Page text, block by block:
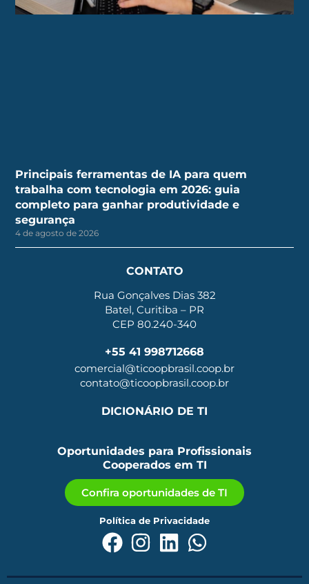
Principais ferramentas de IA para quem
trabalha com tecnologia em 2026: guia
completo para ganhar produtividade e
segurança
4 de agosto de 2026
CONTATO
Rua Gonçalves Dias 382
Batel, Curitiba – PR
CEP 80.240-340
+55 41 998712668
comercial@ticoopbrasil.coop.br
contato@ticoopbrasil.coop.br
DICIONÁRIO DE TI
Oportunidades para Profissionais
Cooperados em TI
Confira oportunidades de TI
Política de Privacidade